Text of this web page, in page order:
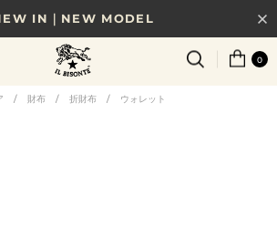
IN｜NEW MODEL
まで｜税込11,000円以上で送料無料
ーンから選べる、新しいギフトガイド
0
/ 財布 / 折財布 / ウォレット